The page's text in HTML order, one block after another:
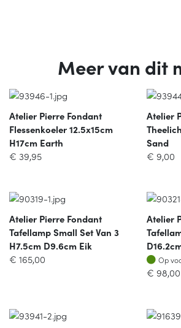
Meer van dit
Atelier Pierre Fondant
Flessenkoeler 12.5x15cm
H17cm Earth
€ 39,95
Atelier
Sand
€ 9,00
Atelier Pierre Fondant
Tafellamp Small Set Van 3
H7.5cm D9.6cm Eik
€ 165,00
Atelier
Op
Op
€ 98,00